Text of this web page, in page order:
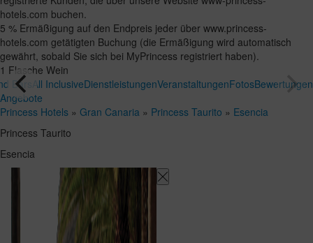
hotels.com buchen.
5 % Ermäßigung auf den Endpreis jeder über www.princess-
hotels.com getätigten Buchung (die Ermäßigung wird automatisch
gewährt, sobald Sie sich bei MyPrincess registriert haben).
1 Flasche Wein
Bars
All InclusiveDienstleistungenVeranstaltungenFotosBewertungen
Angebote
Princess Hotels » Gran Canaria » Princess Taurito » Esencia
Princess Taurito
Esencia